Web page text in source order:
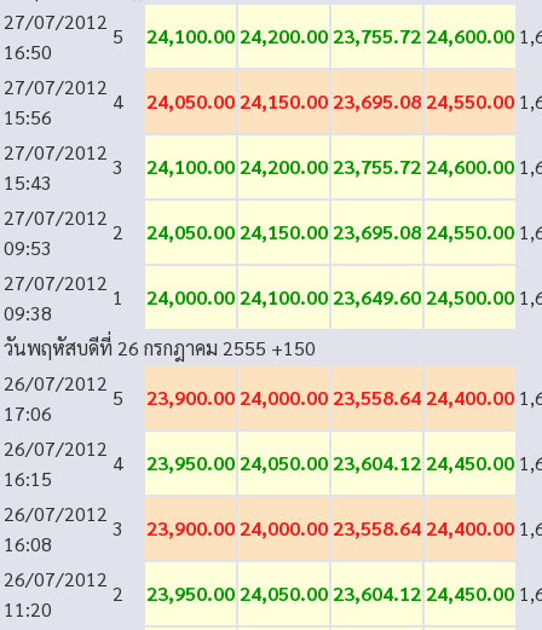
27/07/2012
16:50
5 24,100.00 24,200.00 23,755.72 24,600.00
27/07/2012
15:56
4 24,050.00 24,150.00 23,695.08 24,550.00
27/07/2012
15:43
3 24,100.00 24,200.00 23,755.72 24,600.00
27/07/2012
09:53
2 24,050.00 24,150.00 23,695.08 24,550.00
27/07/2012
09:38
1 24,000.00 24,100.00 23,649.60 24,500.00
วันพฤหัสบดีที่ 26 กรกฎาคม 2555 +150
26/07/2012
17:06
5 23,900.00 24,000.00 23,558.64 24,400.00
26/07/2012
16:15
4 23,950.00 24,050.00 23,604.12 24,450.00
26/07/2012
16:08
3 23,900.00 24,000.00 23,558.64 24,400.00
26/07/2012
11:20
2 23,950.00 24,050.00 23,604.12 24,450.00